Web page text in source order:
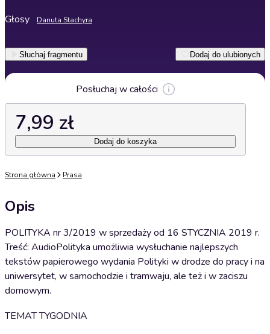
Głosy Danuta Stachyra
Słuchaj fragmentu Dodaj do ulubionych
Posłuchaj w całości
7,99 zł
Dodaj do koszyka
Strona główna Prasa
Opis
POLITYKA nr 3/2019 w sprzedaży od 16 STYCZNIA 2019 r.
Treść: AudioPolityka umożliwia wysłuchanie najlepszych
tekstów papierowego wydania Polityki w drodze do pracy i na
uniwersytet, w samochodzie i tramwaju, ale też i w zaciszu
domowym.
TEMAT TYGODNIA